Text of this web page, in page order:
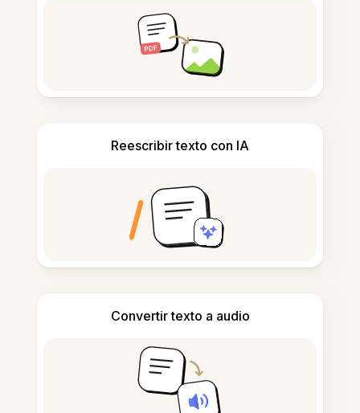
Reescribir texto con IA
Convertir texto a audio